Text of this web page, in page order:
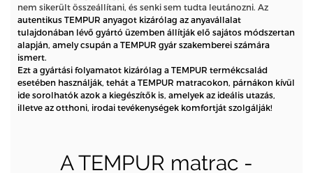
nem sikerült összeállítani, és senki sem tudta leutánozni. Az
autentikus TEMPUR anyagot kizárólag az anyavállalat
tulajdonában lévő gyártó üzemben állítják elő sajátos módszertan
alapján, amely csupán a TEMPUR gyár szakemberei számára
ismert.
Ezt a gyártási folyamatot kizárólag a TEMPUR termékcsalád
esetében használják, tehát a TEMPUR matracokon, párnákon kívül
ide sorolhatók azok a kiegészítők is, amelyek az ideális utazás,
illetve az otthoni, irodai tevékenységek komfortját szolgálják!
A TEMPUR matrac -